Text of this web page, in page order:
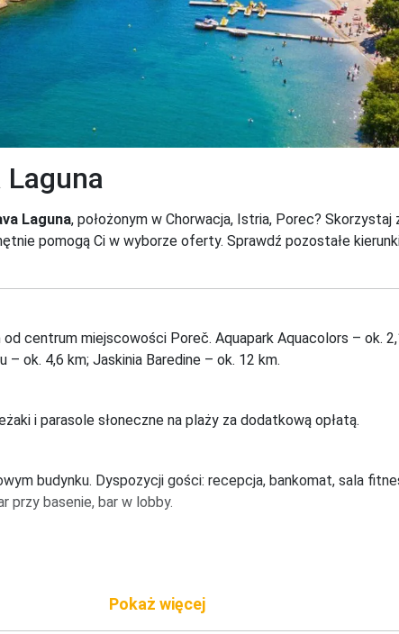
Laguna, położonym w Chorwacja, Istria, Porec?
pomogą Ci w wyborze oferty. Sprawdź pozostałe
centrum miejscowości Poreč. Aquapark Aquacolors – ok.
– ok. 4,6 km; Jaskinia Baredine – ok. 12 km.
i parasole słoneczne na plaży za dodatkową opłatą.
budynku. Dyspozycji gości: recepcja, bankomat, sala
przy basenie, bar w lobby.